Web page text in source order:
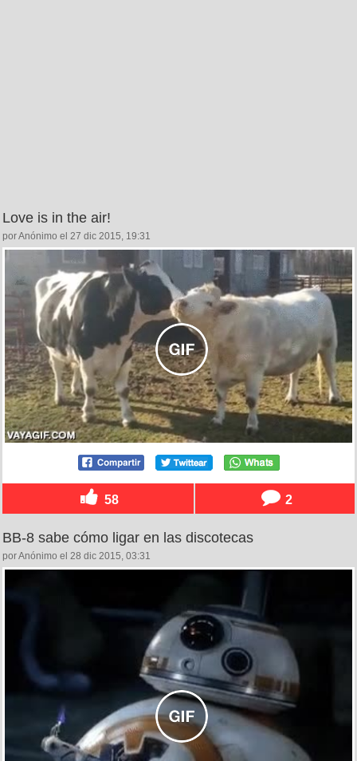
Love is in the air!
por Anónimo el 27 dic 2015, 19:31
58 2
BB-8 sabe cómo ligar en las discotecas
por Anónimo el 28 dic 2015, 03:31